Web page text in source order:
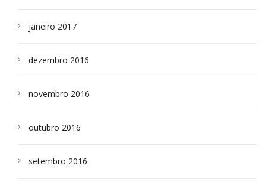
janeiro 2017
dezembro 2016
novembro 2016
outubro 2016
setembro 2016